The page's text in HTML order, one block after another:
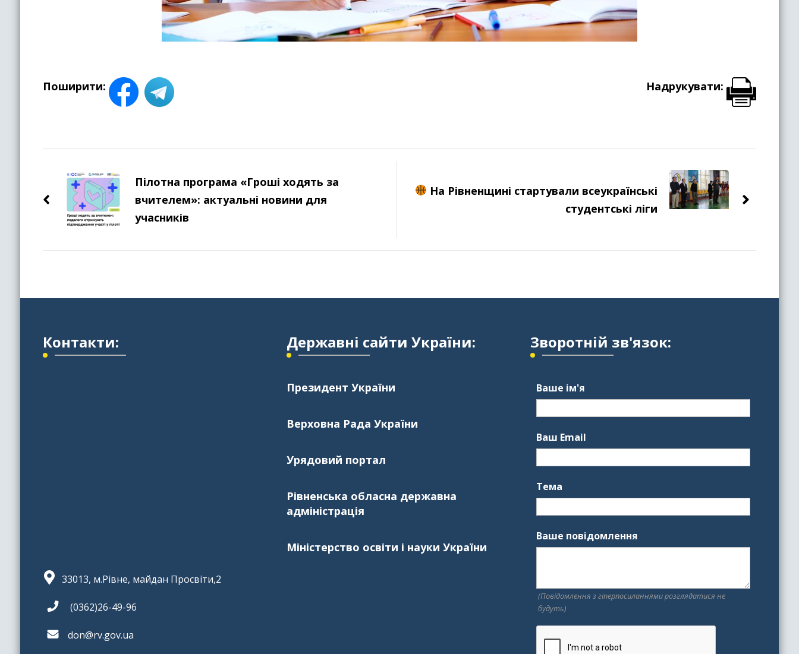
Поширити: Надрукувати:
по
запису
Пілотна програма «Гроші ходять за
вчителем»: актуальні новини для
учасників
На Рівненщині стартували всеукраїнські
студентські ліги
Контакти:
33013, м.Рівне, майдан Просвіти,2
(0362)26-49-96
don@rv.gov.ua
Державні сайти України:
Президент України
Верховна Рада України
Урядовий портал
Рівненська обласна державна
адміністрація
Міністерство освіти і науки України
Зворотній зв'язок:
Ваше ім'я
Ваш Email
Тема
Ваше повідомлення
(Повідомлення з гіперпосиланнями розглядатися не
будуть)